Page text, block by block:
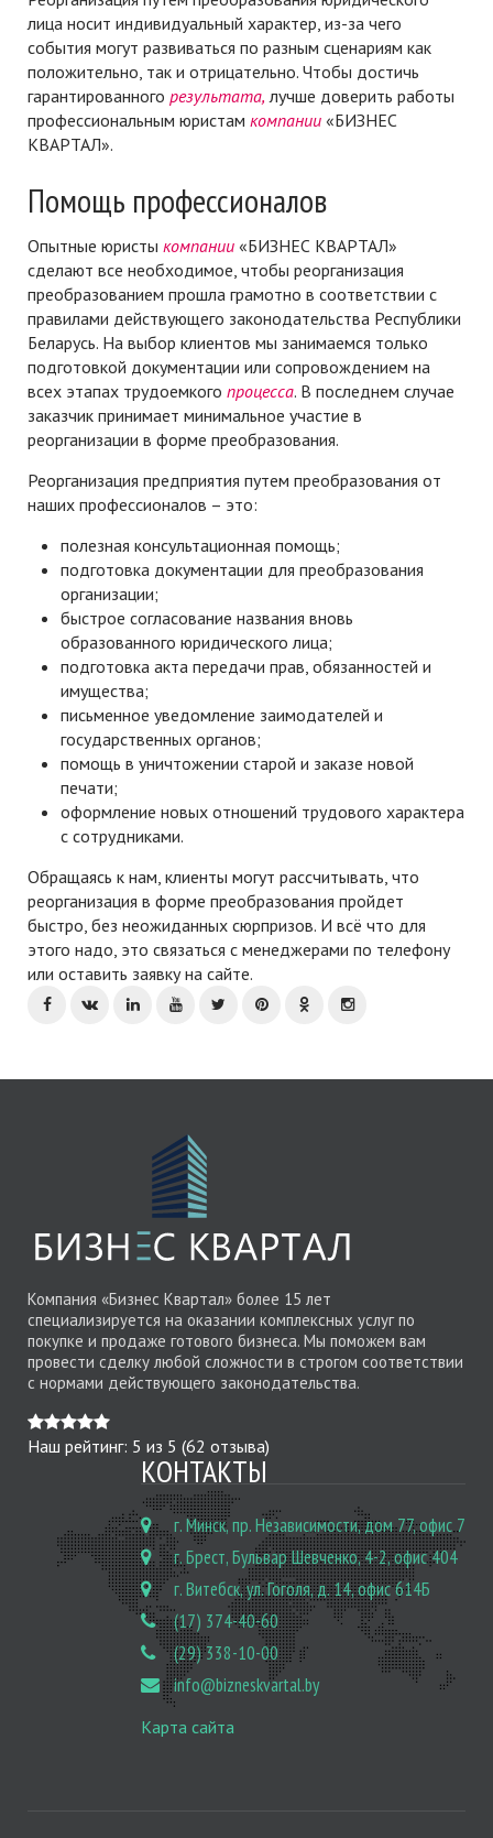
лица носит индивидуальный характер, из-за чего
события могут развиваться по разным сценариям как
положительно, так и отрицательно. Чтобы достичь
гарантированного результата, лучше доверить работы
профессиональным юристам компании «БИЗНЕС
КВАРТАЛ».
Помощь профессионалов
Опытные юристы компании «БИЗНЕС КВАРТАЛ»
сделают все необходимое, чтобы реорганизация
преобразованием прошла грамотно в соответствии с
правилами действующего законодательства Республики
Беларусь. На выбор клиентов мы занимаемся только
подготовкой документации или сопровождением на
всех этапах трудоемкого процесса. В последнем случае
заказчик принимает минимальное участие в
реорганизации в форме преобразования.
Реорганизация предприятия путем преобразования от
наших профессионалов – это:
полезная консультационная помощь;
подготовка документации для преобразования
организации;
быстрое согласование названия вновь
образованного юридического лица;
подготовка акта передачи прав, обязанностей и
имущества;
письменное уведомление заимодателей и
государственных органов;
помощь в уничтожении старой и заказе новой
печати;
оформление новых отношений трудового характера
с сотрудниками.
Обращаясь к нам, клиенты могут рассчитывать, что
реорганизация в форме преобразования пройдет
быстро, без неожиданных сюрпризов. И всё что для
этого надо, это связаться с менеджерами по телефону
или оставить заявку на сайте.
Компания «Бизнес Квартал» более 15 лет
специализируется на оказании комплексных услуг по
покупке и продаже готового бизнеса. Мы поможем вам
провести сделку любой сложности в строгом соответствии
с нормами действующего законодательства.
Наш рейтинг: 5 из 5 (62 отзыва)
КОНТАКТЫ
г. Минск, пр. Независимости, дом 77, офис 7
г. Брест, Бульвар Шевченко, 4-2, офис 404
г. Витебск, ул. Гоголя, д. 14, офис 614Б
(17) 374-40-60
(29) 338-10-00
info@bizneskvartal.by
Карта сайта